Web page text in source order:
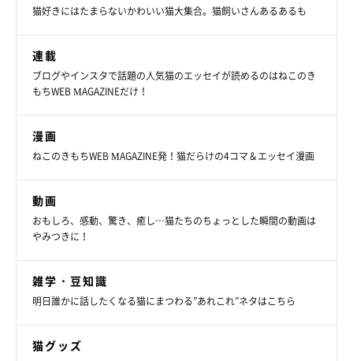
@poco_pi.29
猫だけじゃなく、人も嬉しい猫グッズが展開されています。その
ひとつが、今このご時世に欠かせないマスク。ダイソーでは、
ャットデザインマスクが売っているんです。
接触冷感や防菌防臭もしてくれる便利さも兼ね備えつつ、何より
のポイントは、装着時に頬の部分にくる猫のデザイン。顔をひょ
さで、日常的にも使いたくなるマスクです。
猫も人も嬉しくなるグッズが展開されているダイソー。ぜひ、お
猫好きにはたまらないかわいい猫大集合。猫飼いさんあるあるも
連載
ブログやインスタで話題の人気猫のエッセイが読めるのはねこのき
もちWEB MAGAZINEだけ！
漫画
ねこのきもちWEB MAGAZINE発！猫だらけの4コマ＆エッセイ漫画
動画
おもしろ、感動、驚き、癒し…猫たちのちょっとした瞬間の動画は
やみつきに！
雑学・豆知識
明日誰かに話したくなる猫にまつわる”あれこれ”ネタはこちら
猫グッズ